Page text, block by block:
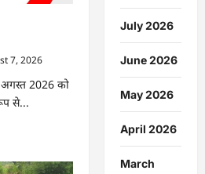
7, 2026
अगस्त 2026 को
से...
July 2026
June 2026
May 2026
April 2026
March